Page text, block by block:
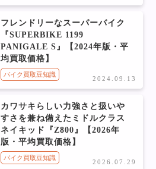
フレンドリーなスーパーバイク
『SUPERBIKE 1199
PANIGALE S』【2024年版・平
均買取価格】
バイク買取豆知識
2024.09.13
カワサキらしい力強さと扱いや
すさを兼ね備えたミドルクラス
ネイキッド『Z800』【2026年
版・平均買取価格】
バイク買取豆知識
2026.07.29